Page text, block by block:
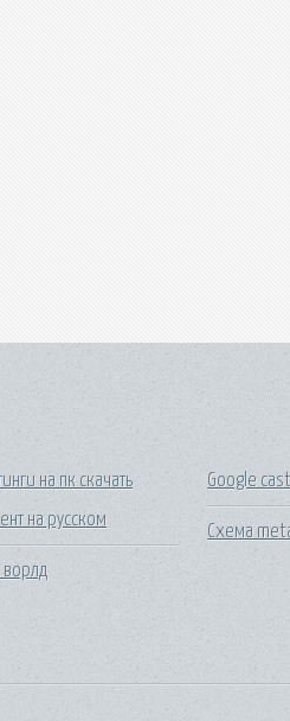
на пк скачать
на русском
ворлд
Google
Схема